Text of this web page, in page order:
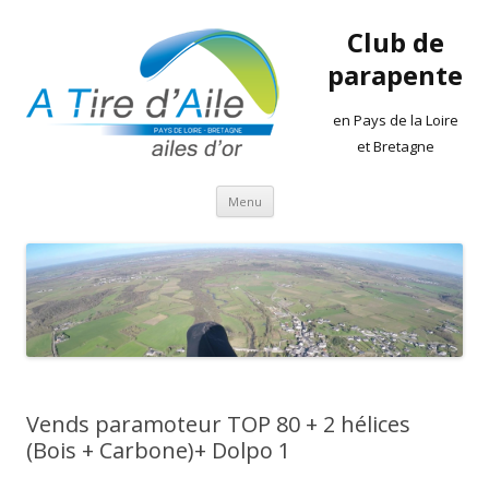
Club de
parapente
en Pays de la Loire
et Bretagne
Menu Aller
contenu
Vends paramoteur TOP 80 + 2 hélices
(Bois + Carbone)+ Dolpo 1